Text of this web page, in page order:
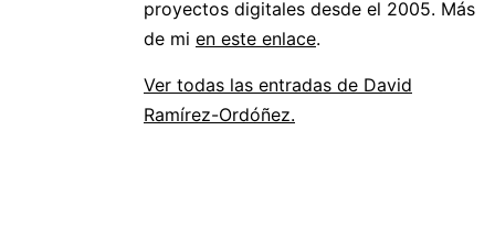
proyectos digitales desde el 2005. Más
de mi en este enlace.
Ver todas las entradas de David
Ramírez-Ordóñez.